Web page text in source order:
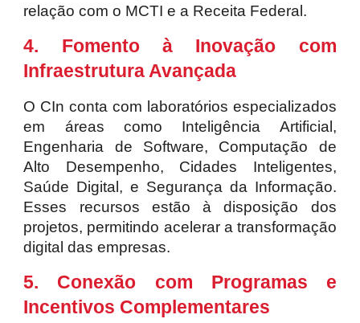
relação com o MCTI e a Receita Federal.
4. Fomento à Inovação com
Infraestrutura Avançada
O CIn conta com laboratórios especializados
em áreas como Inteligência Artificial,
Engenharia de Software, Computação de
Alto Desempenho, Cidades Inteligentes,
Saúde Digital, e Segurança da Informação.
Esses recursos estão à disposição dos
projetos, permitindo acelerar a transformação
digital das empresas.
5. Conexão com Programas e
Incentivos Complementares